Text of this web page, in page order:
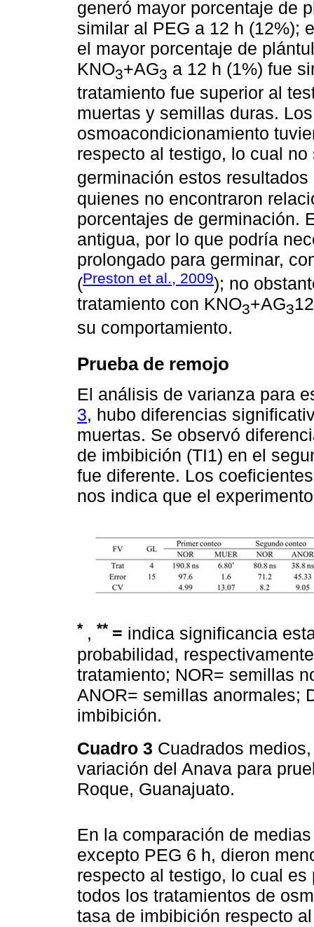
generó mayor porcentaje de
similar al PEG a 12 h (12%);
el mayor porcentaje de
KNO3+AG3 a 12 h (1%) fue
tratamiento fue superior al
muertas y semillas duras.
osmoacondicionamiento
respecto al testigo, lo cual
germinación estos
quienes no encontraron
porcentajes de germinación.
antigua, por lo que podría
prolongado para germinar,
(Preston et al., 2009); no
tratamiento con KNO3+AG3
su comportamiento.
Prueba de remojo
El análisis de varianza para
3, hubo diferencias
muertas. Se observó
de imbibición (TI1) en el
fue diferente. Los
nos indica que el
* , ** = indica significancia
probabilidad,
tratamiento; NOR= semillas
ANOR= semillas anormales;
imbibición.
Cuadro 3 Cuadrados
variación del Anava para
Roque, Guanajuato.
En la comparación de
excepto PEG 6 h, dieron
respecto al testigo, lo cual
todos los tratamientos de
tasa de imbibición respecto